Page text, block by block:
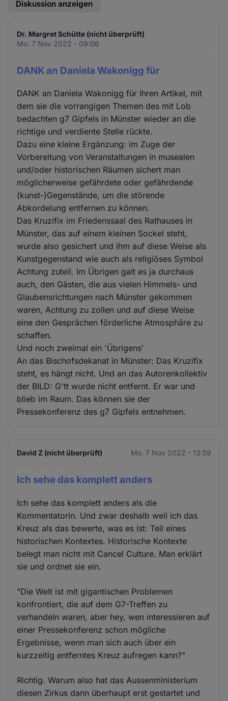
Diskussion anzeigen
Dr. Margret Schütte (nicht überprüft)
Mo. 7 Nov 2022 - 09:06
DANK an Daniela Wakonigg für
DANK an Daniela Wakonigg für Ihren Artikel, mit
dem sie die vorrangigen Themen des mit Lob
bedachten g7 Gipfels in Münster wieder an die
richtige und verdiente Stelle rückte.
Dazu eine kleine Ergänzung: im Zuge der
Vorbereitung von Veranstaltungen in musealen
und/oder historischen Räumen sichert man
möglicherweise gefährdete oder gefährdende
(kunst-)Gegenstände, um die störende
Abkordelung entfernen zu können.
Das Kruzifix im Friedenssaal des Rathauses in
Münster, das auf einem kleinen Sockel steht,
wurde also gesichert und ihm auf diese Weise als
Kunstgegenstand wie auch als religiöses Symbol
Achtung zuteil. Im Übrigen galt es ja durchaus
auch, den Gästen, die aus vielen Himmels- und
Glaubensrichtungen nach Münster gekommen
waren, Achtung zu zollen und auf diese Weise
eine den Gesprächen förderliche Atmosphäre zu
schaffen.
Und noch zweimal ein 'Übrigens'
An das Bischofsdekanat in Münster: Das Kruzifix
steht, es hängt nicht. Und an das Autorenkollektiv
der BILD: G'tt wurde nicht entfernt. Er war und
blieb im Raum. Das können sie der
Pressekonferenz des g7 Gipfels entnehmen.
David Z (nicht überprüft) Mo. 7 Nov 2022 - 13:59
Ich sehe das komplett anders
Ich sehe das komplett anders als die
Kommentatorin. Und zwar deshalb weil ich das
Kreuz als das bewerte, was es ist: Teil eines
historischen Kontextes. Historische Kontexte
belegt man nicht mit Cancel Culture. Man erklärt
sie und ordnet sie ein.
"Die Welt ist mit gigantischen Problemen
konfrontiert, die auf dem G7-Treffen zu
verhandeln waren, aber hey, wen interessieren auf
einer Pressekonferenz schon mögliche
Ergebnisse, wenn man sich auch über ein
kurzzeitig entferntes Kreuz aufregen kann?"
Richtig. Warum also hat das Aussenministerium
diesen Zirkus dann überhaupt erst gestartet und